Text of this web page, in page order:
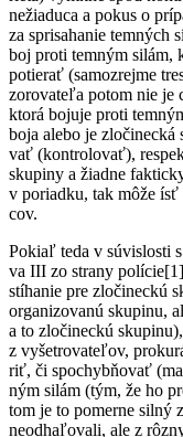
ne­žia­duca a po­kus o
za spri­sa­ha­nie tem­ných
boj pro­ti tem­ným si­lám,
po­tie­rať (sa­moz­rej­me
zo­ro­va­te­ľa po­tom nie je
kto­rá bo­ju­je pro­ti
bo­ja ale­bo je
vať (kon­tro­lo­vať),
sku­pi­ny a žiad­ne
v po­riad­ku, tak mô­že
cov.
Po­kiaľ te­da v sú­vis­los­ti
va III zo stra­ny
stí­ha­nie pre zlo­či­nec­kú
or­ga­ni­zo­va­nú sku­pi­nu,
a to zlo­či­nec­kú
z vy­šet­ro­va­te­ľov,
riť, či spo­chyb­ňo­vať
ným si­lám (tým, že ho
tom je to po­mer­ne sil­ný
neod­ha­ľo­va­li, ale z